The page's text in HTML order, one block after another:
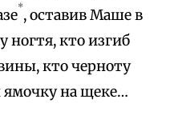
*, оставив Маше в
ногтя, кто изгиб
кто черноту
ямочку на щеке…